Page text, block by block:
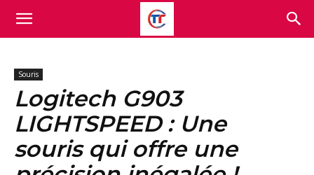
Souris
Logitech G903
LIGHTSPEED : Une
souris qui offre une